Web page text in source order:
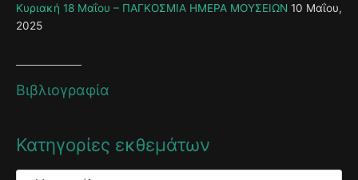
Κυριακή 18 Μαΐου – ΠΑΓΚΟΣΜΙΑ ΗΜΕΡΑ ΜΟΥΣΕΙΩΝ 10 Μαΐου,
2025
Βιβλιογραφία
Κατηγορίες εκθεμάτων